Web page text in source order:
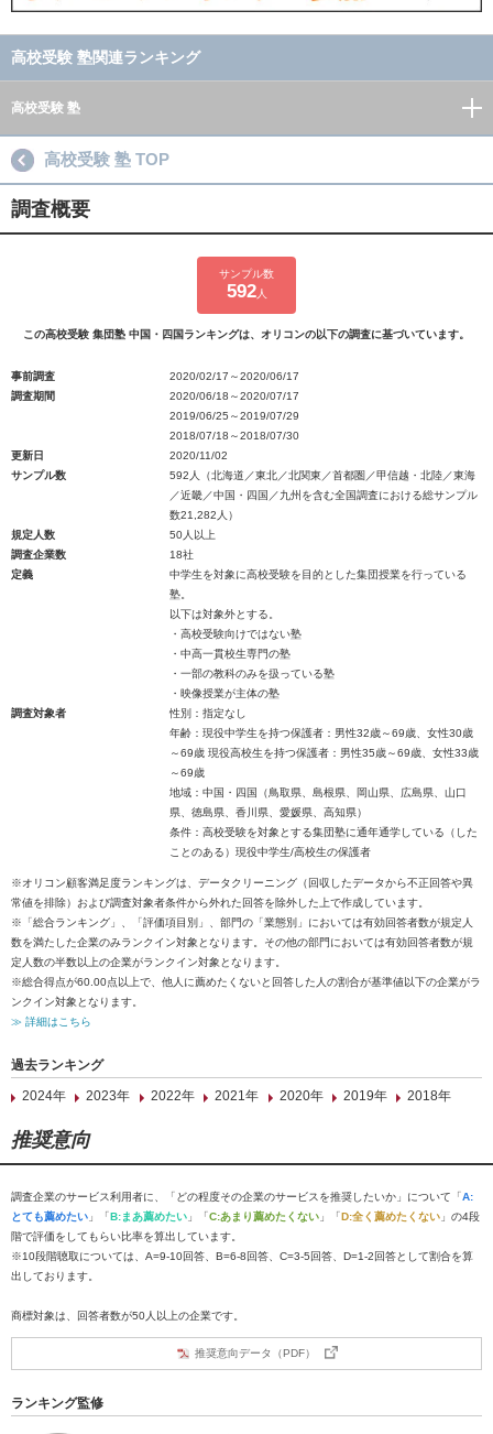
高校受験 塾関連ランキング
高校受験 塾
高校受験 塾 TOP
調査概要
サンプル数
592人
この高校受験 集団塾 中国・四国ランキングは、オリコンの以下の調査に基づいています。
事前調査
2020/02/17～2020/06/17
調査期間
2020/06/18～2020/07/17
2019/06/25～2019/07/29
2018/07/18～2018/07/30
更新日
2020/11/02
サンプル数
592人（北海道／東北／北関東／首都圏／甲信越・北陸／東海
／近畿／中国・四国／九州を含む全国調査における総サンプル
数21,282人）
規定人数
50人以上
調査企業数
18社
定義
中学生を対象に高校受験を目的とした集団授業を行っている
塾。
以下は対象外とする。
・高校受験向けではない塾
・中高一貫校生専門の塾
・一部の教科のみを扱っている塾
・映像授業が主体の塾
調査対象者
性別：指定なし
年齢：現役中学生を持つ保護者：男性32歳～69歳、女性30歳
～69歳 現役高校生を持つ保護者：男性35歳～69歳、女性33歳
～69歳
地域：中国・四国（鳥取県、島根県、岡山県、広島県、山口
県、徳島県、香川県、愛媛県、高知県）
条件：高校受験を対象とする集団塾に通年通学している（した
ことのある）現役中学生/高校生の保護者
※オリコン顧客満足度ランキングは、データクリーニング（回収したデータから不正回答や異
常値を排除）および調査対象者条件から外れた回答を除外した上で作成しています。
※「総合ランキング」、「評価項目別」、部門の「業態別」においては有効回答者数が規定人
数を満たした企業のみランクイン対象となります。その他の部門においては有効回答者数が規
定人数の半数以上の企業がランクイン対象となります。
※総合得点が60.00点以上で、他人に薦めたくないと回答した人の割合が基準値以下の企業がラ
ンクイン対象となります。
≫ 詳細はこちら
過去ランキング
2024年
2023年 2022年 2021年 2020年 2019年 2018年
推奨意向
調査企業のサービス利用者に、「どの程度その企業のサービスを推奨したいか」について「A:
とても薦めたい 」「B:まあ薦めたい 」「C:あまり薦めたくない 」「D:全く薦めたくない 」の4段
階で評価をしてもらい比率を算出しています。
※10段階聴取については、A=9-10回答、B=6-8回答、C=3-5回答、D=1-2回答として割合を算
出しております。
商標対象は、回答者数が50人以上の企業です。
推奨意向データ（PDF）
ランキング監修